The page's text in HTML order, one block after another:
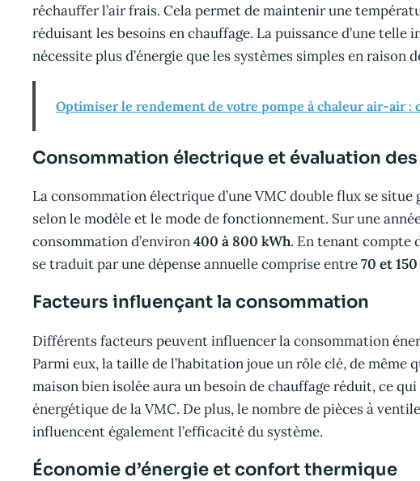
réchauffer l’air frais. Cela permet de maintenir une
réduisant les besoins en chauffage. La puissance d’une
nécessite plus d’énergie que les systèmes simples en raison
Optimiser le rendement de votre pompe à chaleur air-air :
Consommation électrique et évaluation
La consommation électrique d’une VMC double flux se situe
selon le modèle et le mode de fonctionnement. Sur une
consommation d’environ400 à 800 kWh. En tenant compte
se traduit par une dépense annuelle comprise entre70 et
Facteurs influençant la consommation
Différents facteurs peuvent influencer la consommation
Parmi eux, la taille de l’habitation joue un rôle clé, de même
maison bien isolée aura un besoin de chauffage réduit, ce
énergétique de la VMC. De plus, le nombre de pièces à
influencent également l’efficacité du système.
Économie d’énergie et confort thermique